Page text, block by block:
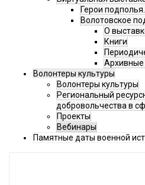
Герои
Волотовское
О
Книги
Волонтеры культуры
Волонтеры культуры
Региональный
добровольчества в
Проекты
Вебинары
Памятные даты военной